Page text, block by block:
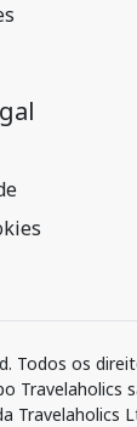
Todos os
Travelaholics
Travelaholics